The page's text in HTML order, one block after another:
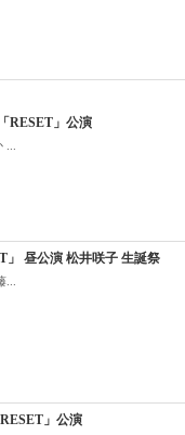
RESET」公演
」 昼公演 松井咲子 生誕祭
」公演